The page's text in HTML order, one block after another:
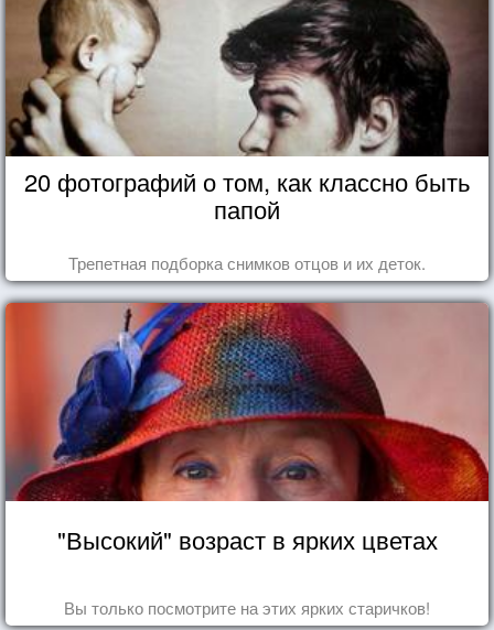
20 фотографий о том, как классно быть
папой
Трепетная подборка снимков отцов и их деток.
"Высокий" возраст в ярких цветах
Вы только посмотрите на этих ярких старичков!